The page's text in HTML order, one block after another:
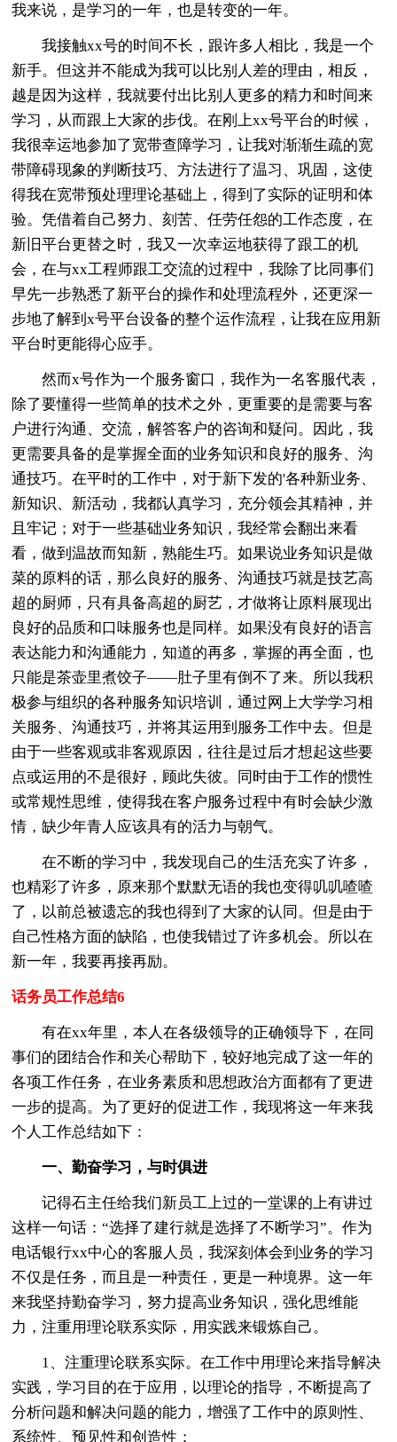
我来说，是学习的一年，也是转变的一年。
我接触xx号的时间不长，跟许多人相比，我是一个
新手。但这并不能成为我可以比别人差的理由，相反，
越是因为这样，我就要付出比别人更多的精力和时间来
学习，从而跟上大家的步伐。在刚上xx号平台的时候，
我很幸运地参加了宽带查障学习，让我对渐渐生疏的宽
带障碍现象的判断技巧、方法进行了温习、巩固，这使
得我在宽带预处理理论基础上，得到了实际的证明和体
验。凭借着自己努力、刻苦、任劳任怨的工作态度，在
新旧平台更替之时，我又一次幸运地获得了跟工的机
会，在与xx工程师跟工交流的过程中，我除了比同事们
早先一步熟悉了新平台的操作和处理流程外，还更深一
步地了解到x号平台设备的整个运作流程，让我在应用新
平台时更能得心应手。
然而x号作为一个服务窗口，我作为一名客服代表，
除了要懂得一些简单的技术之外，更重要的是需要与客
户进行沟通、交流，解答客户的咨询和疑问。因此，我
更需要具备的是掌握全面的业务知识和良好的服务、沟
通技巧。在平时的工作中，对于新下发的'各种新业务、
新知识、新活动，我都认真学习，充分领会其精神，并
且牢记；对于一些基础业务知识，我经常会翻出来看
看，做到温故而知新，熟能生巧。如果说业务知识是做
菜的原料的话，那么良好的服务、沟通技巧就是技艺高
超的厨师，只有具备高超的厨艺，才做将让原料展现出
良好的品质和口味服务也是同样。如果没有良好的语言
表达能力和沟通能力，知道的再多，掌握的再全面，也
只能是茶壶里煮饺子——肚子里有倒不了来。所以我积
极参与组织的各种服务知识培训，通过网上大学学习相
关服务、沟通技巧，并将其运用到服务工作中去。但是
由于一些客观或非客观原因，往往是过后才想起这些要
点或运用的不是很好，顾此失彼。同时由于工作的惯性
或常规性思维，使得我在客户服务过程中有时会缺少激
情，缺少年青人应该具有的活力与朝气。
在不断的学习中，我发现自己的生活充实了许多，
也精彩了许多，原来那个默默无语的我也变得叽叽喳喳
了，以前总被遗忘的我也得到了大家的认同。但是由于
自己性格方面的缺陷，也使我错过了许多机会。所以在
新一年，我要再接再励。
话务员工作总结6
有在xx年里，本人在各级领导的正确领导下，在同
事们的团结合作和关心帮助下，较好地完成了这一年的
各项工作任务，在业务素质和思想政治方面都有了更进
一步的提高。为了更好的促进工作，我现将这一年来我
个人工作总结如下：
一、勤奋学习，与时俱进
记得石主任给我们新员工上过的一堂课的上有讲过
这样一句话：“选择了建行就是选择了不断学习”。作为
电话银行xx中心的客服人员，我深刻体会到业务的学习
不仅是任务，而且是一种责任，更是一种境界。这一年
来我坚持勤奋学习，努力提高业务知识，强化思维能
力，注重用理论联系实际，用实践来锻炼自己。
1、注重理论联系实际。在工作中用理论来指导解决
实践，学习目的在于应用，以理论的指导，不断提高了
分析问题和解决问题的能力，增强了工作中的原则性、
系统性、预见性和创造性；